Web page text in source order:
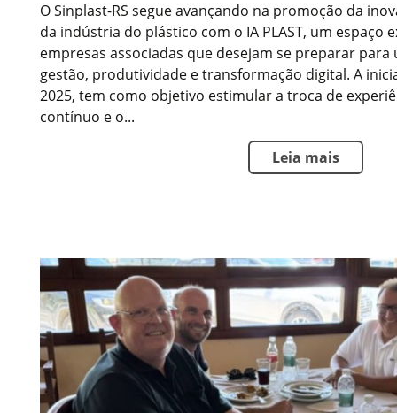
O Sinplast-RS segue avançando na promoção da
da indústria do plástico com o IA PLAST, um espaço
empresas associadas que desejam se preparar
gestão, produtividade e transformação digital. A
2025, tem como objetivo estimular a troca de
contínuo e o...
Leia mais